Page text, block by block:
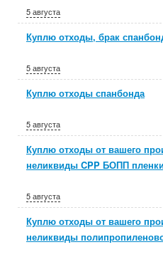
5 августа
Куплю отходы, брак
5 августа
Куплю отходы спанбонда
5 августа
Куплю отходы от вашего
неликвиды CPP БОПП
5 августа
Куплю отходы от вашего
неликвиды